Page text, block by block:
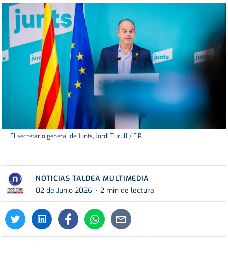
El secretario general de Junts, Jordi Turull / E.P.
NOTICIAS TALDEA MULTIMEDIA
02 de Junio 2026
2 min de lectura